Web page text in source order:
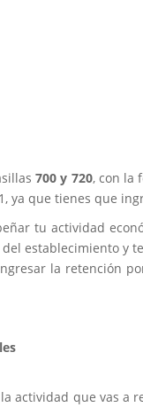
700 y 720, con la
ya que tienes que
tu actividad
establecimiento y
la retención
actividad que vas a